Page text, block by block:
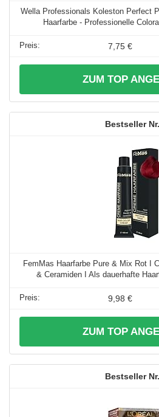
Wella Professionals Koleston Perfect
Haarfarbe - Professionelle
7,75 €
ZUM TOP
FemMas Haarfarbe Pure & Mix Rot I
& Ceramiden I Als dauerhafte
9,98 €
ZUM TOP